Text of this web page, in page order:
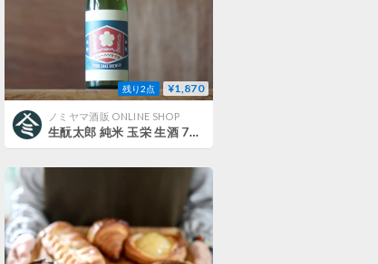
残り2点 ¥1,870
ノミヤマ酒販 ONLINE SHOP
生酛太郎 純米 玉栄 生酒 720ml